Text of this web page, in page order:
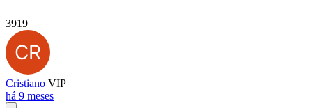
3919
Cristiano VIP
há 9 meses